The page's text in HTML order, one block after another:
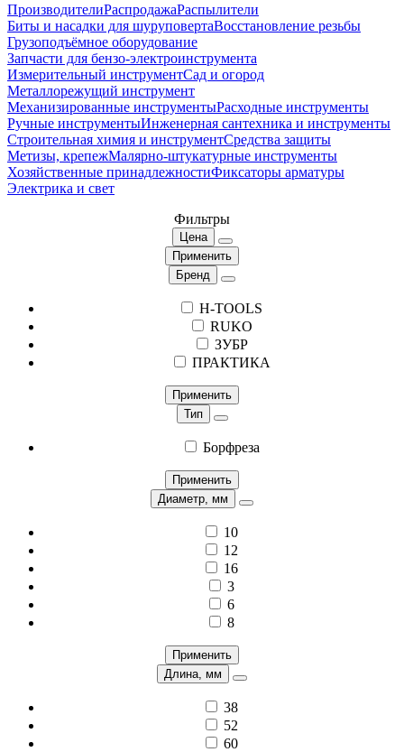
ПроизводителиРаспродажаРаспылители
Биты и насадки для шуруповертаВосстановление резьбы
Грузоподъёмное оборудование
Запчасти для бензо-электроинструмента
Измерительный инструментСад и огород
Металлорежущий инструмент
Механизированные инструментыРасходные инструменты
Ручные инструментыИнженерная сантехника и инструменты
Строительная химия и инструментСредства защиты
Метизы, крепежМалярно-штукатурные инструменты
Хозяйственные принадлежностиФиксаторы арматуры
Электрика и свет
Фильтры
Цена
Применить
Бренд
H-TOOLS
RUKO
ЗУБР
ПРАКТИКА
Применить
Тип
Борфреза
Применить
Диаметр, мм
10
12
16
3
6
8
Применить
Длина, мм
38
52
60